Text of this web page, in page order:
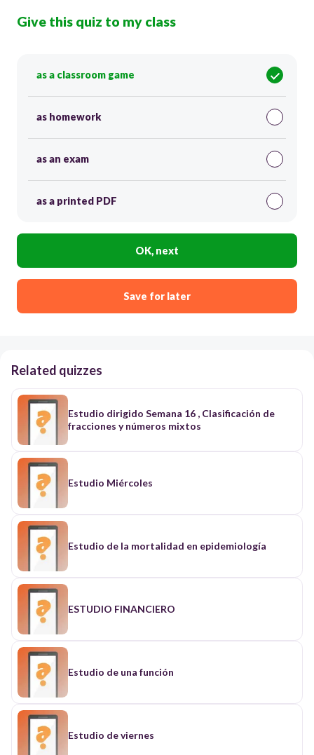
Give this quiz to my class
as a classroom game
as homework
as an exam
as a printed PDF
OK, next
Save for later
Related quizzes
Estudio dirigido Semana 16 , Clasificación de
fracciones y números mixtos
Estudio Miércoles
Estudio de la mortalidad en epidemiología
ESTUDIO FINANCIERO
Estudio de una función
Estudio de viernes